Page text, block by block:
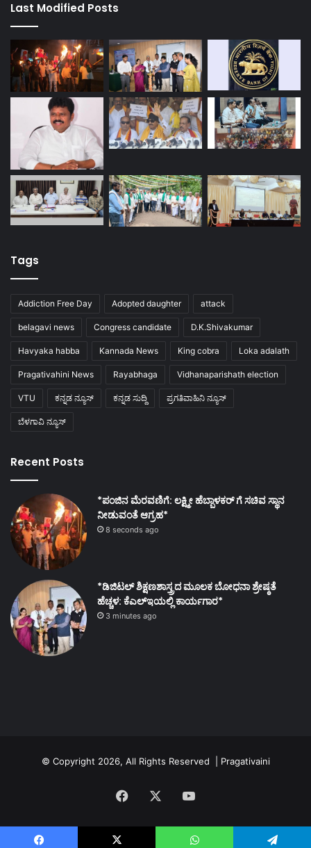
Last Modified Posts
Tags
Addiction Free Day Adopted daughter attack
belagavi news Congress candidate D.K.Shivakumar
Havyaka habba Kannada News King cobra Loka adalath
Pragativahini News Rayabhaga Vidhanaparishath election
VTU ಕನ್ನಡ ನ್ಯೂಸ್ ಕನ್ನಡ ಸುದ್ದಿ ಪ್ರಗತಿವಾಹಿನಿ ನ್ಯೂಸ್
ಬೆಳಗಾವಿ ನ್ಯೂಸ್
Recent Posts
*ಪಂಜಿನ ಮೆರವಣಿಗೆ: ಲಕ್ಷ್ಮೀ ಹೆಬ್ಬಾಳಕರ್ ಗೆ ಸಚಿವ ಸ್ಥಾನ
ನೀಡುವಂತೆ ಆಗ್ರಹ*
8 seconds ago
*ಡಿಜಿಟಲ್ ಶಿಕ್ಷಣಶಾಸ್ತ್ರದ ಮೂಲಕ ಬೋಧನಾ ಶ್ರೇಷ್ಠತೆ
ಹೆಚ್ಚಳ: ಕೆಎಲ್ಇಯಲ್ಲಿ ಕಾರ್ಯಗಾರ*
3 minutes ago
© Copyright 2026, All Rights Reserved | Pragativaini
Facebook YouTube